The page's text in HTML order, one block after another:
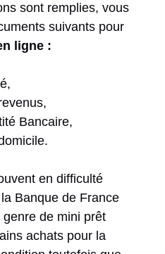
sont remplies, vous
suivants pour
ligne :
Bancaire,
en difficulté
Banque de France
de mini prêt
achats pour la